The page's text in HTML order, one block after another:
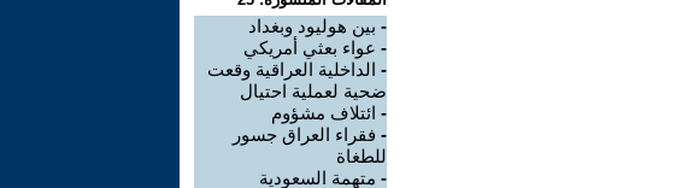
- بين هوليود وبغداد
- عواء بعثي أمريكي
- الداخلية العراقية وقعت
ضحية لعملية احتيال
- ائتلاف مشؤوم
- فقراء العراق جسور
للطغاة
- متهمة السعودية